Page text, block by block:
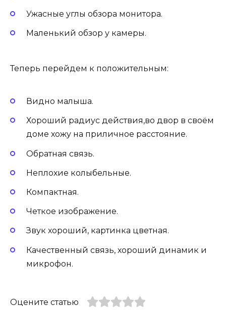
Ужасные углы обзора монитора.
Маленький обзор у камеры.
Теперь перейдем к положительным:
Видно малыша.
Хороший радиус действия,во двор в своём
доме хожу на приличное расстояние.
Обратная связь.
Неплохие колыбельные.
Компактная.
Четкое изображение.
Звук хороший, картинка цветная.
Качественный связь, хороший динамик и
микрофон.
Оцените статью